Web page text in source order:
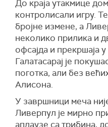
До краја утакмице
контролисали игру.
бројне измене, а
неколико прилика и
офсајда и прекршаја
Галатасарај је
поготка, али без
Алисона.
У завршници меча
Ливерпул је мирно
аплаузе са трибина,